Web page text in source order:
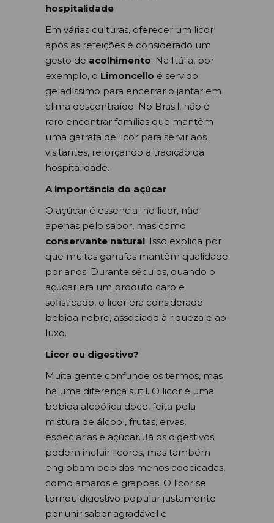
hospitalidade
Em várias culturas, oferecer um licor
após as refeições é considerado um
gesto de acolhimento. Na Itália, por
exemplo, o Limoncello é servido
geladíssimo para encerrar o jantar em
clima descontraído. No Brasil, não é
raro encontrar famílias que mantêm
uma garrafa de licor para servir aos
visitantes, reforçando a tradição da
hospitalidade.
A importância do açúcar
O açúcar é essencial no licor, não
apenas pelo sabor, mas como
conservante natural. Isso explica por
que muitas garrafas mantêm qualidade
por anos. Durante séculos, quando o
açúcar era um produto caro e
sofisticado, o licor era considerado
bebida nobre, associado à riqueza e ao
luxo.
Licor ou digestivo?
Muita gente confunde os termos, mas
há uma diferença sutil. O licor é uma
bebida alcoólica doce, feita pela
mistura de álcool, frutas, ervas,
especiarias e açúcar. Já os digestivos
podem incluir licores, mas também
englobam bebidas menos adocicadas,
como amaros e grappas. O licor se
tornou digestivo popular justamente
por unir sabor agradável e